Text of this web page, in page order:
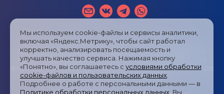
Мы используем cookie-файлы и сервисы аналитики,
включая «Яндекс.Метрику», чтобы сайт работал
корректно, анализировать посещаемость и
улучшать качество сервиса. Нажимая кнопку
«Понятно», вы соглашаетесь с условиями обработки
cookie-файлов и пользовательских данных
Подробнее о работе с персональными данными — в
Политике обработки персональных данных . Вы
Публичная оферта/Пользовательское соглашение
Политика обработки персональных данных/ Согласие на
получение рекламных сообщений/Политика обработки
файлов cookies и метрических систем/Согласие на обработку
персональных данных/Карта сайта